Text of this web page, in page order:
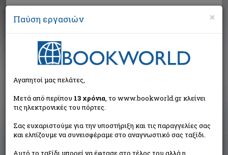
Αναζήτηση
Αποτελέσματα αναζήτησης
Συγγραφέας: Mawson Robert (1 βιβλία)
Ταξινόμηση ανά:
×
Παύση εργασιών
Αγαπητοί μας πελάτες,
Μετά από περίπου 13 χρόνια, το www.bookworld.gr κλείνει
τις ηλεκτρονικές του πόρτες.
Σας ευχαριστούμε για την υποστήριξη και τις παραγγελίες σας
και ελπίζουμε να συνεισφέραμε στο αναγνωστικό σας ταξίδι.
Αυτό το ταξίδι μπορεί να έφτασε στο τέλος του αλλά η